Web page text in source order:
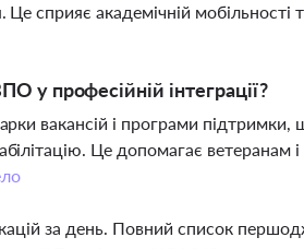
сприяє академічній мобільності
у професійній інтеграції?
вакансій і програми
Це допомагає ветеранам
за день. Повний список